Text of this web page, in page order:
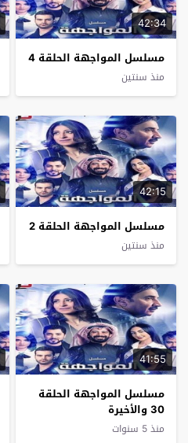
42:34
مسلسل المواجهة الحلقة 4
منذ سنتين
42:15
مسلسل المواجهة الحلقة 2
منذ سنتين
41:55
مسلسل المواجهة الحلقة
30 والأخيرة
منذ 5 سنوات